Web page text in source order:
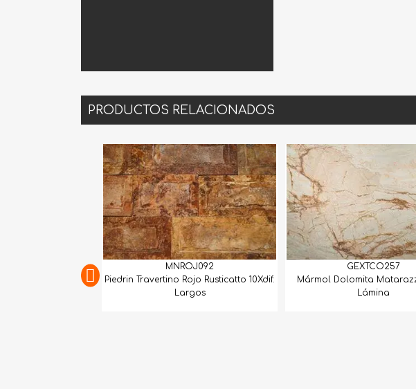
PRODUCTOS RELACIONADOS
MNROJ092
Piedrin Travertino Rojo Rusticatto 10Xdif.
Mármol Dolomita Matarazzo Gold